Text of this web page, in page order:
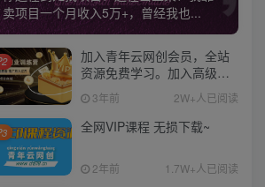
卖项目一个月收入5万+，曾经我也...
加入青年云网创会员，全站
资源免费学习。加入高级合
伙人，推广日入1000+
3年前 2W+人已阅读
全网VIP课程 无损下载~
2年前 1.7W+人已阅读